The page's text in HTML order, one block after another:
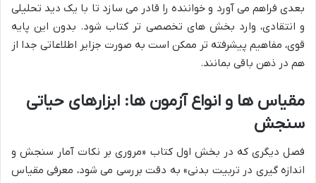
بعدی فراهم می آورد و خواننده را قادر می سازد تا با یک دید تحلیلی
و انتقادی، وارد بخش های تخصصی تر کتاب شود. بدون این پایه
قوی، مفاهیم پیشرفته تر ممکن است به صورت جزایر اطلاعاتی جدا از
هم در ذهن باقی بمانند.
مقیاس ها و انواع آزمون ها: ابزارهای حیاتی
سنجش
فصل دیگری که در بخش اول کتاب «مروری بر نکات آمار سنجش و
اندازه گیری در تربیت بدنی» به دقت بررسی می شود، معرفی مقیاس